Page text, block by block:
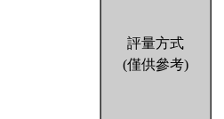
評量方式
(僅供參考)